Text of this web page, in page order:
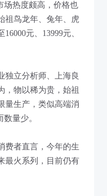
场热度颇高，价格也
祖鸟龙年、兔年、虎
元、13999元、
独立分析师、上海良
，物以稀为贵，始祖
量生产，类似高端消
量少。
费者直言，今年的生
最火系列，目前仍有